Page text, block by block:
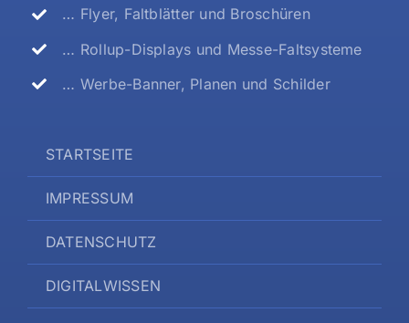
… Flyer, Faltblätter und Broschüren
… Rollup-Displays und Messe-Faltsysteme
… Werbe-Banner, Planen und Schilder
STARTSEITE
IMPRESSUM
DATENSCHUTZ
DIGITALWISSEN